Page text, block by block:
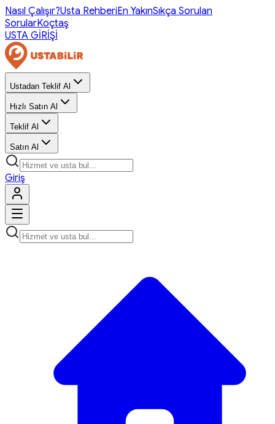
Nasıl Çalışır?Usta RehberiEn YakınSıkça Sorulan
SorularKoçtaş
USTA GİRİŞİ
Ustadan Teklif Al
Hızlı Satın Al
Teklif Al
Satın Al
Giriş